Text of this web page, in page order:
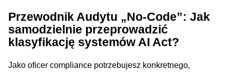
Przewodnik Audytu „No-Code”: Jak
samodzielnie przeprowadzić
klasyfikację systemów AI Act?
Jako oficer compliance potrzebujesz konkretnego,